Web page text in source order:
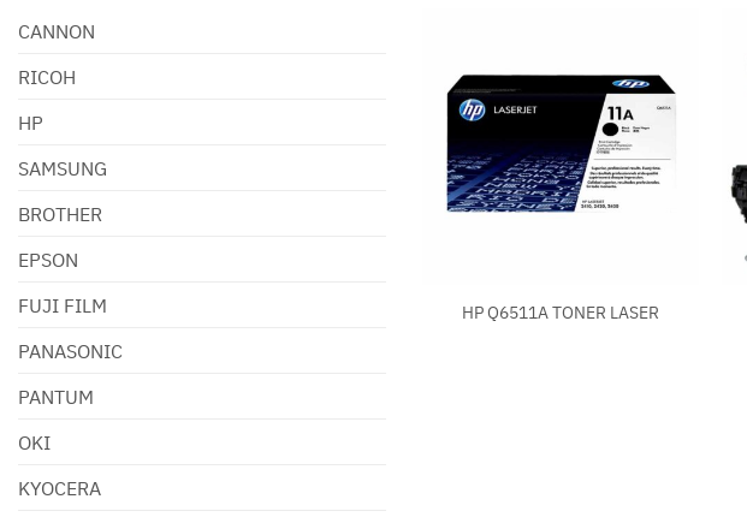
CANNON
RICOH
HP
SAMSUNG
BROTHER
EPSON
FUJI FILM
PANASONIC
PANTUM
OKI
KYOCERA
HP Q6511A TONER LASER